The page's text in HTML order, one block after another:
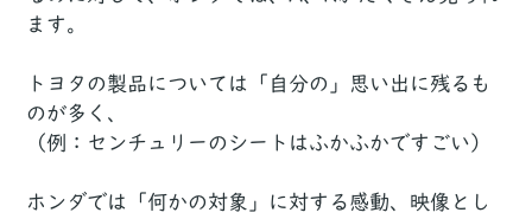
ます。
トヨタの製品については「自分の」思い出に残るも
のが多く、
（例：センチュリーのシートはふかふかですごい）
ホンダでは「何かの対象」に対する感動、映像とし